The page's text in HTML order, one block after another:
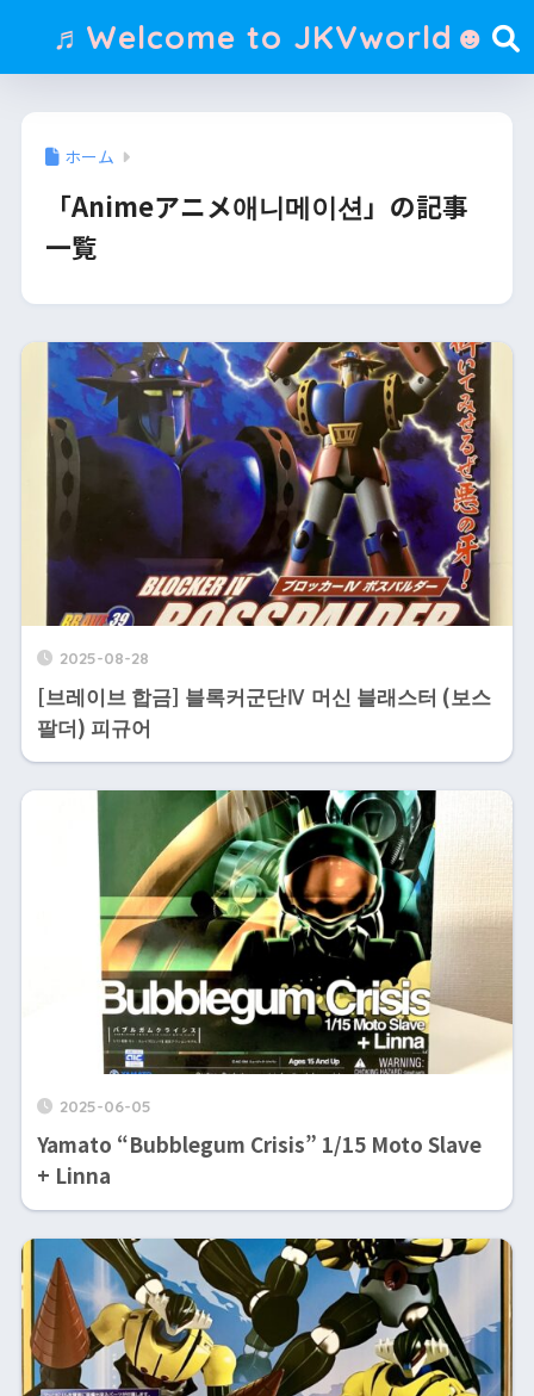
♬Welcome to JKVworld☻
ホーム
「Animeアニメ애니메이션」の記事
一覧
2025-08-28
[브레이브 합금] 블록커군단Ⅳ 머신 블래스터 (보스
팔더) 피규어
2025-06-05
Yamato “Bubblegum Crisis” 1/15 Moto Slave
+ Linna